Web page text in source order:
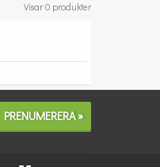
Visar 0 produkter